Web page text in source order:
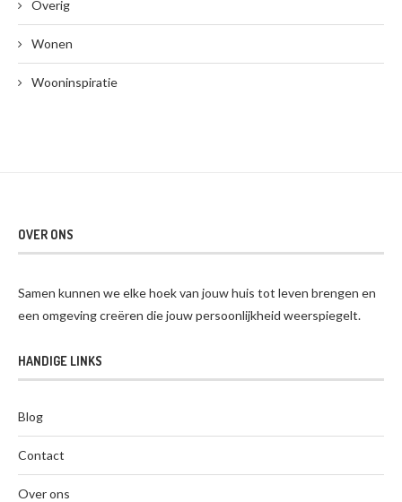
Overig
Wonen
Wooninspiratie
OVER ONS
Samen kunnen we elke hoek van jouw huis tot leven brengen en
een omgeving creëren die jouw persoonlijkheid weerspiegelt.
HANDIGE LINKS
Blog
Contact
Over ons